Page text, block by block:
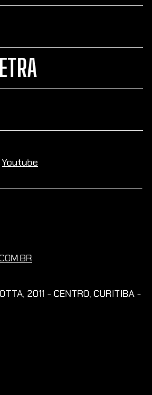
Youtube
2011 - CENTRO, CURITIBA -